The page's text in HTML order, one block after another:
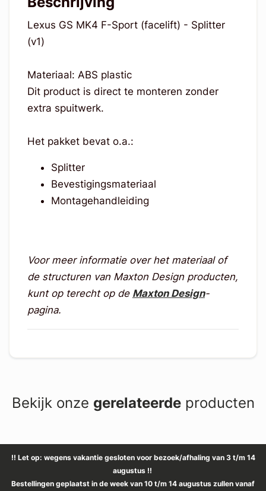
Lexus GS MK4 F-Sport (facelift) - Splitter
(v1)
Materiaal: ABS plastic
Dit product is direct te monteren zonder
extra spuitwerk.
Het pakket bevat o.a.:
Splitter
Bevestigingsmateriaal
Montagehandleiding
Voor meer informatie over het materiaal of
de structuren van Maxton Design producten,
kunt op terecht op de Maxton Design-
pagina.
Bekijk onze gerelateerdeproducten
!! Let op: wegens vakantie gesloten voor bezoek/afhaling van 3 t/m 14
augustus !!
Bestellingen geplaatst in de week van 10 t/m 14 augustus zullen vanaf